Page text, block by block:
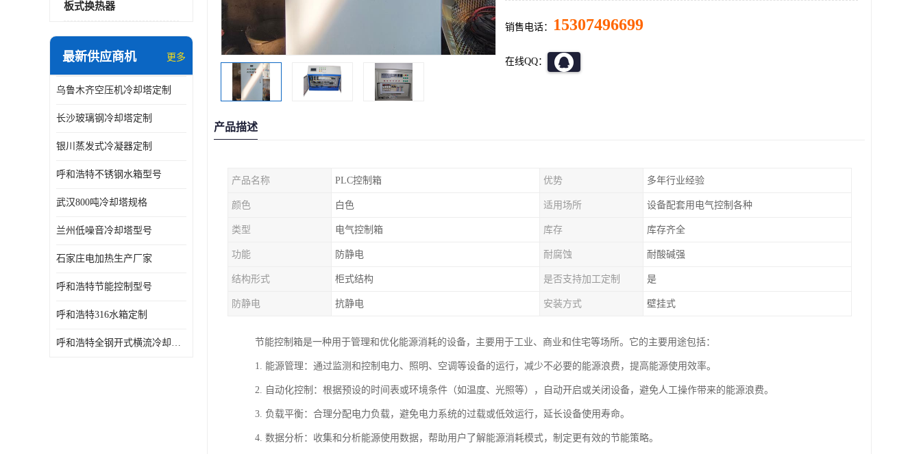
板式换热器
最新供应商机 更多
乌鲁木齐空压机冷却塔定制
长沙玻璃钢冷却塔定制
银川蒸发式冷凝器定制
呼和浩特不锈钢水箱型号
武汉800吨冷却塔规格
兰州低噪音冷却塔型号
石家庄电加热生产厂家
呼和浩特节能控制型号
呼和浩特316水箱定制
呼和浩特全钢开式横流冷却塔型号
销售电话： 15307496699
在线QQ：
产品描述
产品名称 PLC控制箱 优势 多年行业经验
颜色 白色 适用场所 设备配套用电气控制各种
类型 电气控制箱 库存 库存齐全
功能 防静电 耐腐蚀 耐酸碱强
结构形式 柜式结构 是否支持加工定制 是
防静电 抗静电 安装方式 壁挂式
节能控制箱是一种用于管理和优化能源消耗的设备，主要用于工业、商业和住宅等场所。它的主要用途包括：
1. 能源管理：通过监测和控制电力、照明、空调等设备的运行，减少不必要的能源浪费，提高能源使用效率。
2. 自动化控制：根据预设的时间表或环境条件（如温度、光照等），自动开启或关闭设备，避免人工操作带来的能源浪费。
3. 负载平衡：合理分配电力负载，避免电力系统的过载或低效运行，延长设备使用寿命。
4. 数据分析：收集和分析能源使用数据，帮助用户了解能源消耗模式，制定更有效的节能策略。